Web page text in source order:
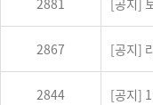
2881 [공지]
2867 [공지]
2844 [공지]